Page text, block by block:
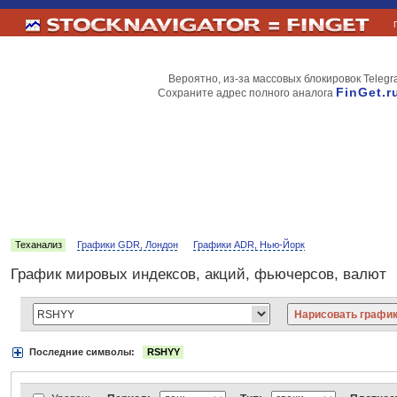
Вероятно, из-за массовых блокировок
Сохраните адрес полного аналога
Теханализ Графики GDR, Лондон Графики ADR, Нью-Йорк
График мировых индексов, акций, фьючерсов, валют
Последние символы:
RSHYY
АДР Нью-Йорк:
Вымпелком Газпром Газпромнефть Киви ЛУКойл